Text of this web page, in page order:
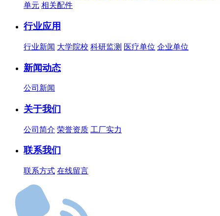
单元 相关配件
行业应用
行业新闻 大学院校 科研监测 医疗单位 企业单位
新闻动态
公司新闻
关于我们
公司简介 荣誉资质 工厂实力
联系我们
联系方式 在线留言